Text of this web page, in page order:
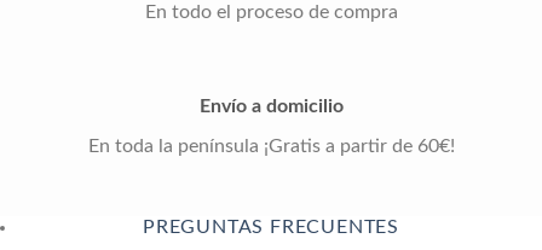
En todo el proceso de compra
Envío a domicilio
En toda la península ¡Gratis a partir de 60€!
PREGUNTAS FRECUENTES